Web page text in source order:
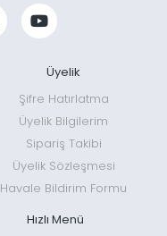
Üyelik
Şifre Hatırlatma
Üyelik Bilgilerim
Sipariş Takibi
Üyelik Sözleşmesi
Havale Bildirim Formu
Hızlı Menü